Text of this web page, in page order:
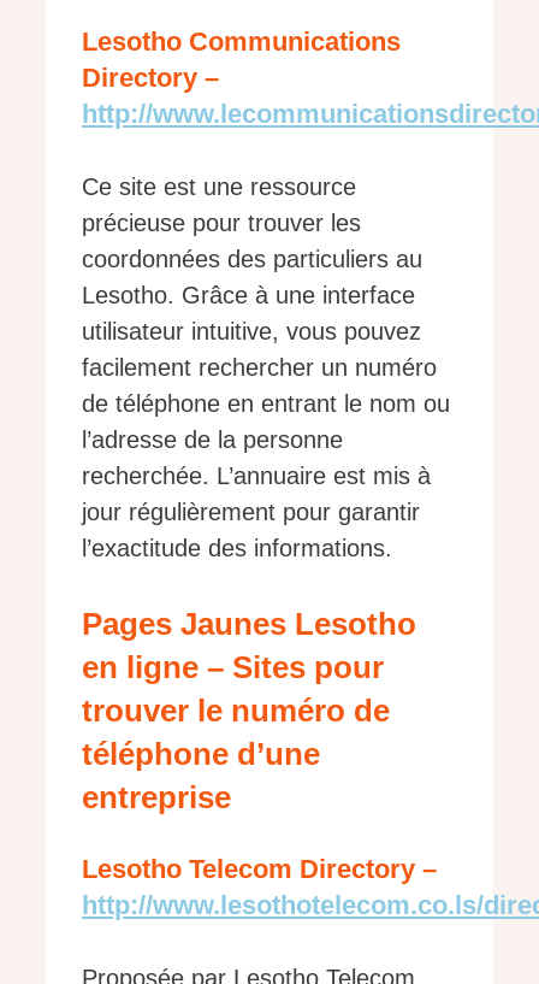
Lesotho Communications
Directory –
http://
Ce site est une ressource
précieuse pour trouver les
coordonnées des particuliers au
Lesotho. Grâce à une interface
utilisateur intuitive, vous pouvez
facilement rechercher un numéro
de téléphone en entrant le nom ou
l’adresse de la personne
recherchée. L’annuaire est mis à
jour régulièrement pour garantir
l’exactitude des informations.
Pages Jaunes Lesotho
en ligne – Sites pour
trouver le numéro de
téléphone d’une
entreprise
Lesotho Telecom Directory –
http://www.lesothotelecom.co.ls/
Proposée par Lesotho Telecom,